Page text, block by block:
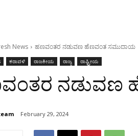
News ಹಣವಂತರ ನಡುವಣ ಹೆಣವಂತ ಸಮುದಾಯ
ಕರಾವಳಿ ರಾಜಕೀಯ ರಾಜ್ಯ ರಾಷ್ಟ್ರೀಯ
ನಡುವಣ
February 29, 2024